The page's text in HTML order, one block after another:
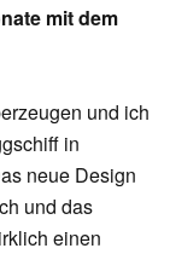
mit dem
und ich
in
neue Design
und das
einen